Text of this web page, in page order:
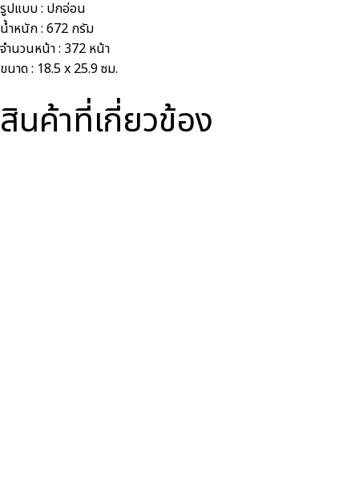
รูปแบบ : ปกอ่อน
น้ำหนัก : 672 กรัม
จำนวนหน้า : 372 หน้า
ขนาด : 18.5 x 25.9 ซม.
สินค้าที่เกี่ยวข้อง